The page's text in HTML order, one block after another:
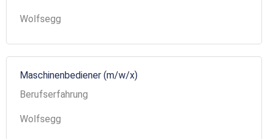
Wolfsegg
Maschinenbediener (m/w/x)
Berufserfahrung
Wolfsegg